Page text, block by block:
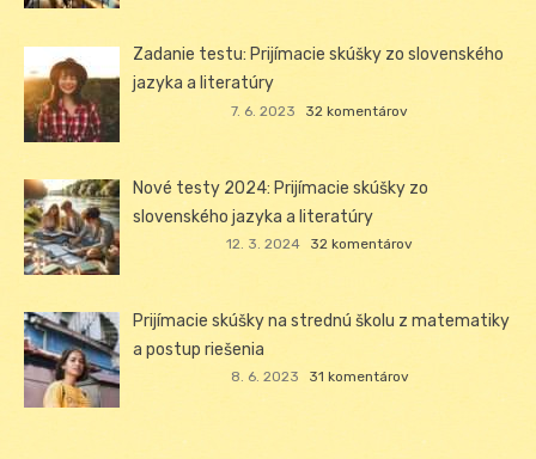
Zadanie testu: Prijímacie skúšky zo slovenského
jazyka a literatúry
7. 6. 2023 32 komentárov
Nové testy 2024: Prijímacie skúšky zo
slovenského jazyka a literatúry
12. 3. 2024 32 komentárov
Prijímacie skúšky na strednú školu z matematiky
a postup riešenia
8. 6. 2023 31 komentárov